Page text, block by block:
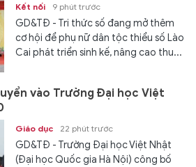
Kết nối 9 phút trước
GD&TĐ - Tri thức số đang mở thêm
cơ hội để phụ nữ dân tộc thiểu số Lào
Cai phát triển sinh kế, nâng cao thu...
vào Trường Đại học Việt
Giáo dục 22 phút trước
GD&TĐ - Trường Đại học Việt Nhật
(Đại học Quốc gia Hà Nội) công bố